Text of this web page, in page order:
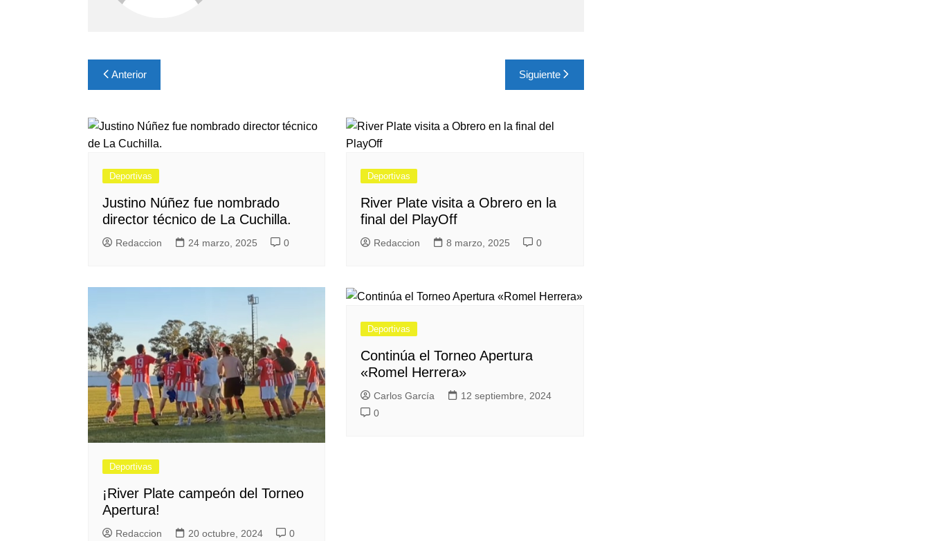
Navegación
de
entradas
Anterior Siguiente
Deportivas
Justino Núñez fue nombrado
director técnico de La Cuchilla.
Redaccion 24 marzo, 2025 0
Deportivas
River Plate visita a Obrero en la
final del PlayOff
Redaccion 8 marzo, 2025 0
Deportivas
¡River Plate campeón del Torneo
Apertura!
Redaccion 20 octubre, 2024 0
Deportivas
Continúa el Torneo Apertura
«Romel Herrera»
Carlos García
12 septiembre, 2024
0